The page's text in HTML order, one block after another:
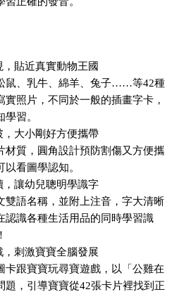
貼近真實動物王國
鼠、乳牛、綿羊、兔子……等42種
實照片，不同於一般的插畫字卡，
習。
，大小剛好方便攜帶
材質，圓角設計預防割傷又方便攜
看圖學認知。
讓幼兒聰明學識字
雙語名稱，並附上注音，字大清晰
認識各種生活用品的同時學習識
刺激寶寶全腦發展
卡跟寶寶玩尋寶遊戲，以「公雞在
題，引導寶寶從42張卡片裡找到正